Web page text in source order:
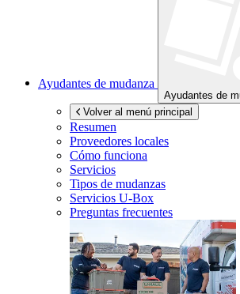
Ayudantes de mudanza
Ayudantes de
Volver al menú principal
Resumen
Proveedores locales
Cómo funciona
Servicios
Tipos de mudanzas
Servicios U-Box
Preguntas frecuentes